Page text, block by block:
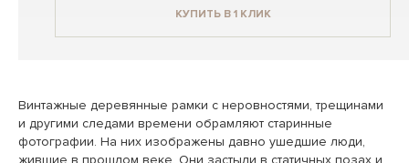
КУПИТЬ В 1 КЛИК
Винтажные деревянные рамки с неровностями, трещинами
и другими следами времени обрамляют старинные
фотографии. На них изображены давно ушедшие люди,
жившие в прошлом веке. Они застыли в статичных позах и